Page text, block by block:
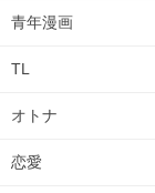
青年漫画
TL
オトナ
恋愛